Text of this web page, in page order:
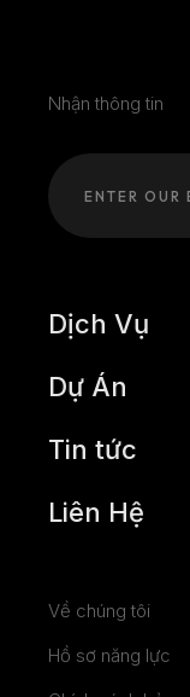
Nhận thông tin
Dịch Vụ
Dự Án
Tin tức
Liên Hệ
Về chúng tôi
Hồ sơ năng lực